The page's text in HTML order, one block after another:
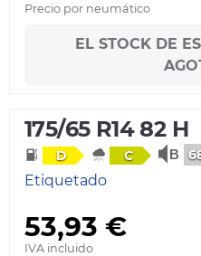
Precio por neumático
EL STOCK DE
175/65 R14 82 H
D C
Etiquetado
53,93 €
IVA incluido